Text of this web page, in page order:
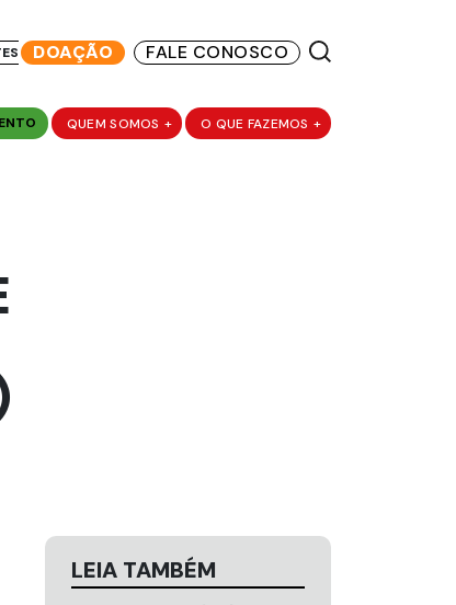
DOAÇÃO FALE CONOSCO
QUEM SOMOS + O QUE FAZEMOS +
LEIA TAMBÉM